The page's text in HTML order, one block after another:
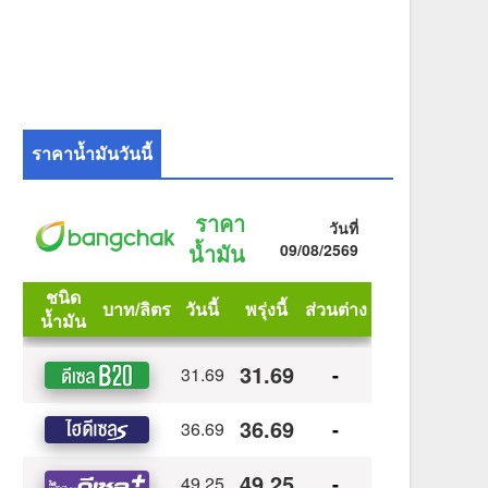
ราคาน้ำมันวันนี้